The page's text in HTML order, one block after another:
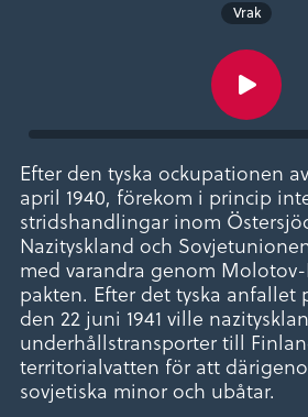
Vrak
Efter den tyska ockupationen
april 1940, förekom i princip
stridshandlingar inom
Nazityskland och
med varandra genom
pakten. Efter det tyska anfallet
den 22 juni 1941 ville
underhållstransporter till
territorialvatten för att
sovjetiska minor och ubåtar.